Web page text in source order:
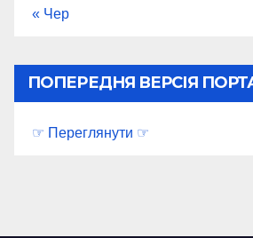
« Чер
ПОПЕРЕДНЯ ВЕРСІЯ
☞ Переглянути ☞